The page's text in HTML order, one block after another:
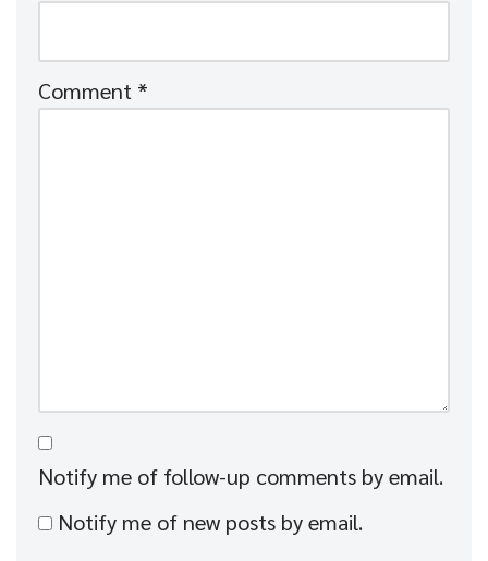
Comment *
Notify me of follow-up comments by email.
Notify me of new posts by email.